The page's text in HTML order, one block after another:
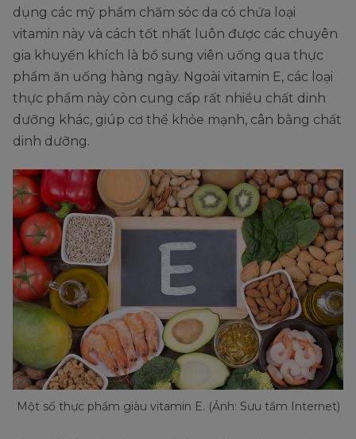
dụng các mỹ phẩm chăm sóc da có chứa loại
vitamin này và cách tốt nhất luôn được các chuyên
gia khuyến khích là bổ sung viên uống qua thực
phẩm ăn uống hàng ngày. Ngoài vitamin E, các loại
thực phẩm này còn cung cấp rất nhiều chất dinh
dưỡng khác, giúp cơ thể khỏe mạnh, cân bằng chất
dinh dưỡng.
Một số thực phẩm giàu vitamin E. (Ảnh: Sưu tầm Internet)